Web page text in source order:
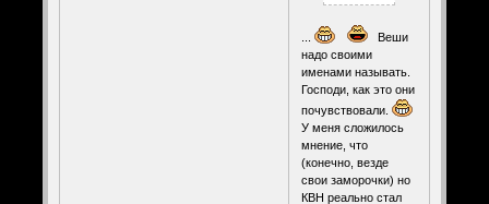
...
Веши
надо своими
именами называть.
Господи, как это они
почувствовали.
У меня сложилось
мнение, что
(конечно, везде
свои заморочки) но
КВН реально стал